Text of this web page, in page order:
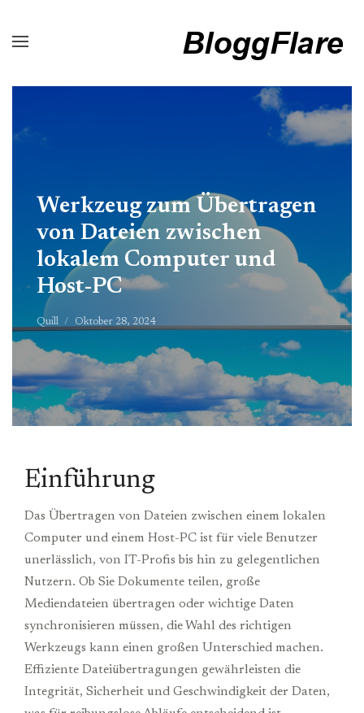
Werkzeug zum Übertragen
von Dateien zwischen
lokalem Computer und
Host-PC
Quill Oktober 28, 2024
Einführung
Das Übertragen von Dateien zwischen einem lokalen
Computer und einem Host-PC ist für viele Benutzer
unerlässlich, von IT-Profis bis hin zu gelegentlichen
Nutzern. Ob Sie Dokumente teilen, große
Mediendateien übertragen oder wichtige Daten
synchronisieren müssen, die Wahl des richtigen
Werkzeugs kann einen großen Unterschied machen.
Effiziente Dateiübertragungen gewährleisten die
Integrität, Sicherheit und Geschwindigkeit der Daten,